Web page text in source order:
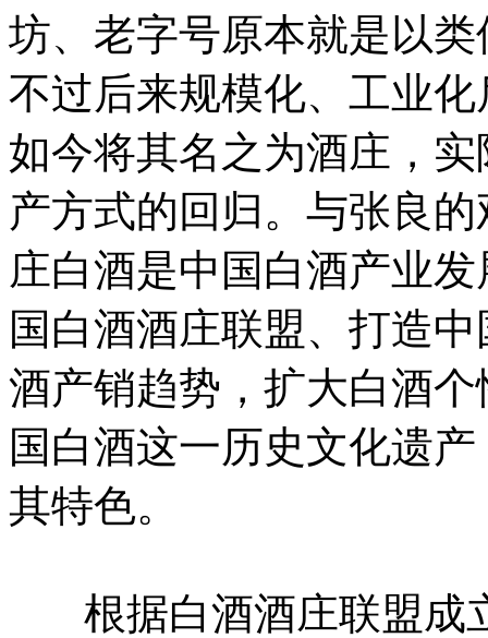
坊、老字号原本就是以
不过后来规模化、工业
如今将其名之为酒庄，
产方式的回归。与张良
庄白酒是中国白酒产业
国白酒酒庄联盟、打造
酒产销趋势，扩大白酒
国白酒这一历史文化遗
其特色。
根据白酒酒庄联盟成